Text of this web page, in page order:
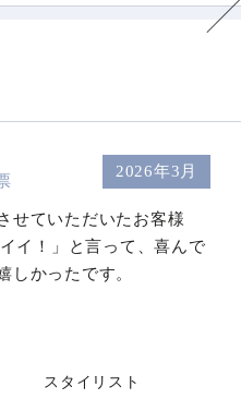
2026年3月
せていただいたお客様
イ！」と言って、喜んで
しかったです。
スタイリスト